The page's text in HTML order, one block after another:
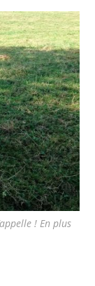
! En plus